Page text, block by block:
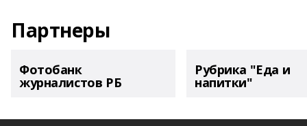
Партнеры
Фотобанк
журналистов РБ
Рубрика "Еда и
напитки"